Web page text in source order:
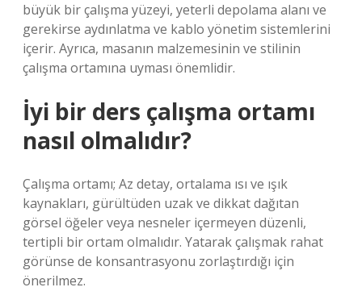
büyük bir çalışma yüzeyi, yeterli depolama alanı ve
gerekirse aydınlatma ve kablo yönetim sistemlerini
içerir. Ayrıca, masanın malzemesinin ve stilinin
çalışma ortamına uyması önemlidir.
İyi bir ders çalışma ortamı
nasıl olmalıdır?
Çalışma ortamı; Az detay, ortalama ısı ve ışık
kaynakları, gürültüden uzak ve dikkat dağıtan
görsel öğeler veya nesneler içermeyen düzenli,
tertipli bir ortam olmalıdır. Yatarak çalışmak rahat
görünse de konsantrasyonu zorlaştırdığı için
önerilmez.